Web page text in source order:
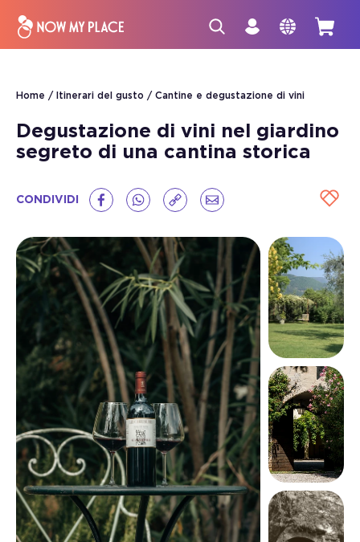
Home Itinerari del gusto Cantine e degustazione di vini
Degustazione di vini nel giardino
segreto di una cantina storica
CONDIVIDI